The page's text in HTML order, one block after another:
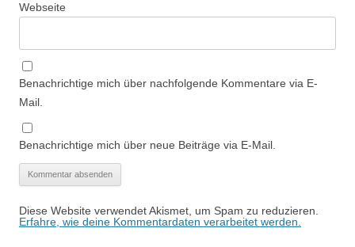
Webseite
Benachrichtige mich über nachfolgende Kommentare via E-
Mail.
Benachrichtige mich über neue Beiträge via E-Mail.
Diese Website verwendet Akismet, um Spam zu reduzieren.
Erfahre, wie deine Kommentardaten verarbeitet werden.